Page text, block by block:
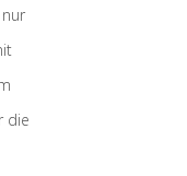
die